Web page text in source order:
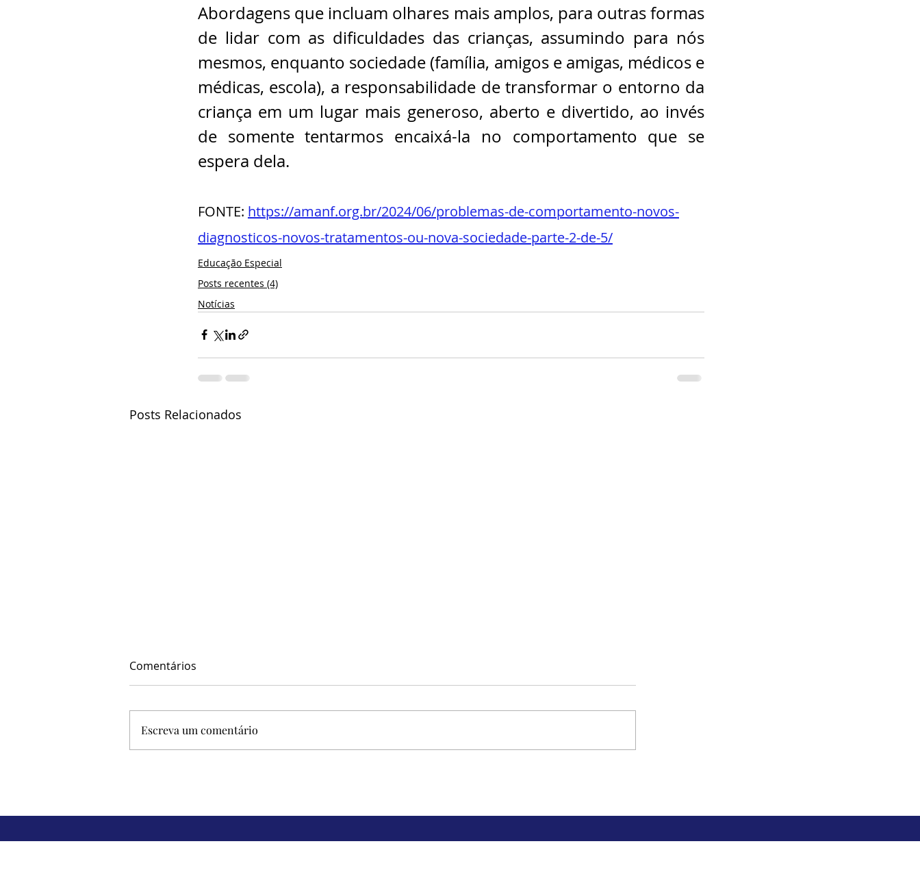
Abordagens que incluam olhares mais amplos, para outras formas
de lidar com as dificuldades das crianças, assumindo para nós
mesmos, enquanto sociedade (família, amigos e amigas, médicos e
médicas, escola), a responsabilidade de transformar o entorno da
criança em um lugar mais generoso, aberto e divertido, ao invés
de somente tentarmos encaixá-la no comportamento que se
espera dela.
FONTE: https://amanf.org.br/2024/06/problemas-de-comportamento-novos-
diagnosticos-novos-tratamentos-ou-nova-sociedade-parte-2-de-5/
Educação Especial
Posts recentes (4)
Notícias
Posts Relacionados
Comentários
Escreva um comentário